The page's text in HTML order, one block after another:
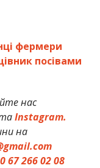
фермери
посівами
нас
Instagram.
на
67 266 02 08